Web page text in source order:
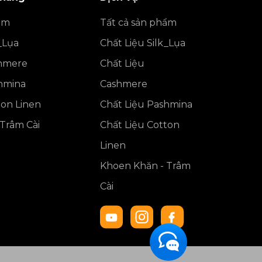
Linen
Cài
Tất cả sản phẩm
Chất Liệu Silk_Lụa
Chất Liệu
Cashmere
Chất Liệu Pashmina
Chất Liệu Cotton
Linen
Khoen Khăn - Trâm
Cài